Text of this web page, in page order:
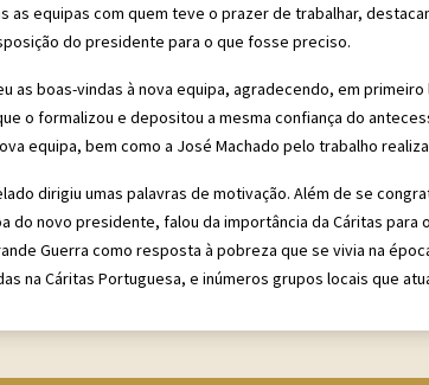
as equipas com quem teve o prazer de trabalhar,
do presidente para o que fosse preciso.
as boas-vindas à nova equipa, agradecendo, em
o formalizou e depositou a mesma confiança do
equipa, bem como a José Machado pelo trabalho
dirigiu umas palavras de motivação. Além de se
do novo presidente, falou da importância da Cáritas
Guerra como resposta à pobreza que se vivia na
na Cáritas Portuguesa, e inúmeros grupos locais que